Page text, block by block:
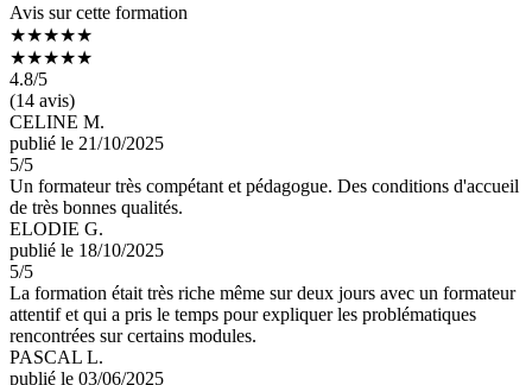
Avis sur cette formation
★★★★★
★★★★★
4.8/5
(14 avis)
CELINE M.
publié le 21/10/2025
5/5
Un formateur très compétant et pédagogue. Des conditions d'accueil
de très bonnes qualités.
ELODIE G.
publié le 18/10/2025
5/5
La formation était très riche même sur deux jours avec un formateur
attentif et qui a pris le temps pour expliquer les problématiques
rencontrées sur certains modules.
PASCAL L.
publié le 03/06/2025